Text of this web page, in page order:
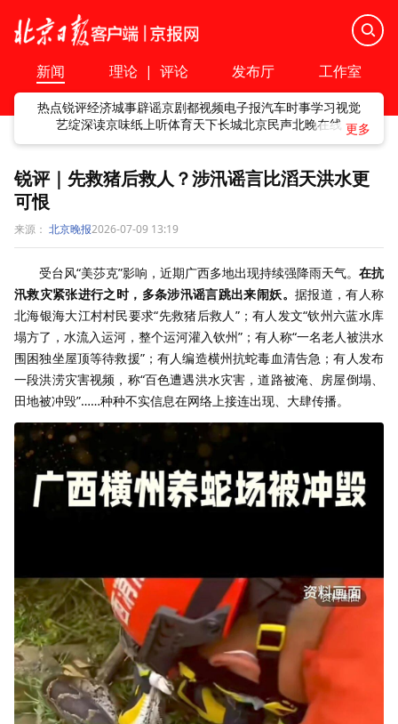
新闻 理论 | 评论 发布厅 工作室
热点锐评经济城事辟谣京剧都视频电子报汽车时事学习视觉
艺绽深读京味纸上听体育天下长城北京民声北晚在线
锐评｜先救猪后救人？涉汛谣言比滔天洪水更
可恨
来源： 北京晚报2026-07-09 13:19
受台风“美莎克”影响，近期广西多地出现持续强降雨天气。 在抗
汛救灾紧张进行之时，多条涉汛谣言跳出来闹妖。 据报道，有人称
北海银海大江村村民要求“先救猪后救人”；有人发文“钦州六蓝水库
塌方了，水流入运河，整个运河灌入钦州”；有人称“一名老人被洪水
围困独坐屋顶等待救援”；有人编造横州抗蛇毒血清告急；有人发布
一段洪涝灾害视频，称“百色遭遇洪水灾害，道路被淹、房屋倒塌、
田地被冲毁”……种种不实信息在网络上接连出现、大肆传播。